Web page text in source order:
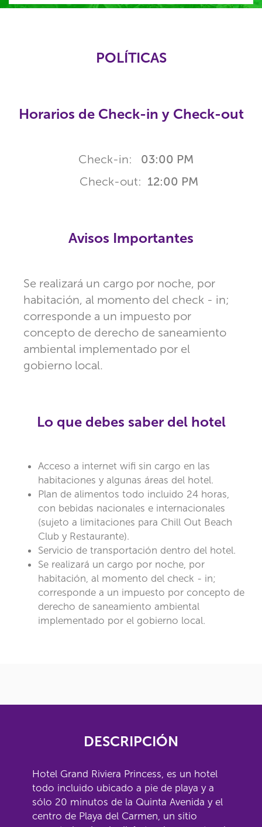
POLÍTICAS
Horarios de Check-in y Check-out
Check-in: 03:00 PM
Check-out: 12:00 PM
Avisos Importantes
Se realizará un cargo por noche, por
habitación, al momento del check - in;
corresponde a un impuesto por
concepto de derecho de saneamiento
ambiental implementado por el
gobierno local.
Lo que debes saber del hotel
Acceso a internet wifi sin cargo en las
habitaciones y algunas áreas del hotel.
Plan de alimentos todo incluido 24 horas,
con bebidas nacionales e internacionales
(sujeto a limitaciones para Chill Out Beach
Club y Restaurante).
Servicio de transportación dentro del hotel.
Se realizará un cargo por noche, por
habitación, al momento del check - in;
corresponde a un impuesto por concepto de
derecho de saneamiento ambiental
implementado por el gobierno local.
DESCRIPCIÓN
Hotel Grand Riviera Princess, es un hotel
todo incluido ubicado a pie de playa y a
sólo 20 minutos de la Quinta Avenida y el
centro de Playa del Carmen, un sitio